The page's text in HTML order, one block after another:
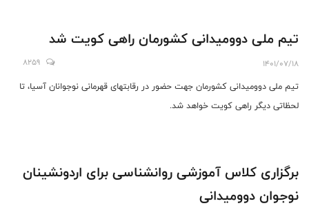
تیم ملی دوومیدانی کشورمان راهی کویت شد
1401/07/18
8259
تیم ملی دوومیدانی کشورمان جهت حضور در رقابتهای قهرمانی نوجوانان آسیا، تا
لحظاتی دیگر راهی کویت خواهد شد.
برگزاری کلاس آموزشی روانشناسی برای اردونشینان
نوجوان دوومیدانی